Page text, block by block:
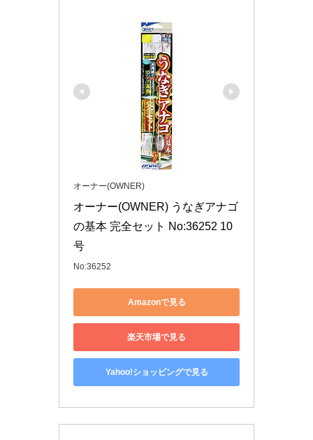
オーナー(OWNER)
オーナー(OWNER) うなぎアナゴ
の基本 完全セット No:36252 10
号
No:36252
Amazonで見る
楽天市場で見る
Yahoo!ショッピングで見る